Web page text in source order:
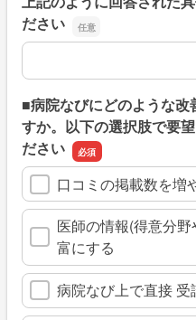
ださい
上記のように回答された
■病院なびにどのような
すか。以下の選択肢で要
ださい
口コミの掲載数を増
医師の情報(得意分
富にする
病院なび上で直接 受